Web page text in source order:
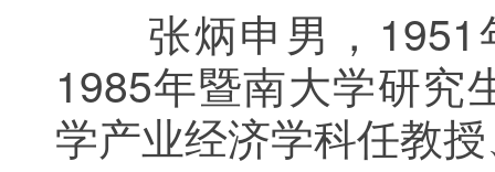
张炳申男，1951
1985年暨南大学研究
学产业经济学科任教